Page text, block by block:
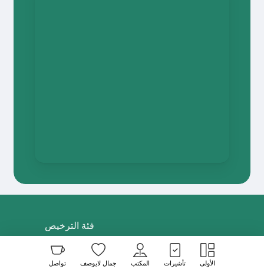
فئة الترخيص
الأولى تأشيرات المكتب جمال لايوصف تواصل